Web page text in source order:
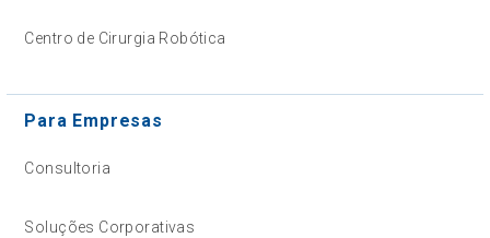
Centro de Cirurgia Robótica
Para Empresas
Consultoria
Soluções Corporativas